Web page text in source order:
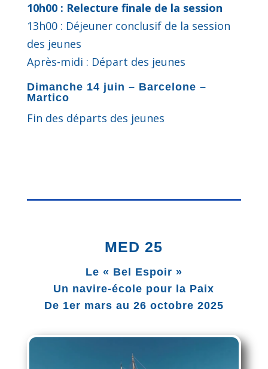
10h00 : Relecture finale de la session
13h00 : Déjeuner conclusif de la session
des jeunes
Après-midi : Départ des jeunes
Dimanche 14 juin – Barcelone –
Martico
Fin des départs des jeunes
MED 25
Le « Bel Espoir »
Un navire-école pour la Paix
De 1er mars au 26 octobre 2025